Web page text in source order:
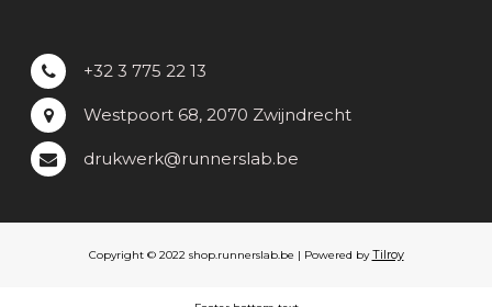
+32 3 775 22 13
Westpoort 68, 2070 Zwijndrecht
drukwerk@runnerslab.be
Copyright © 2022 shop.runnerslab.be | Powered byTilroy